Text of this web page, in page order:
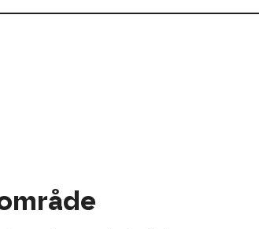
for å samle inn, dokumentere og